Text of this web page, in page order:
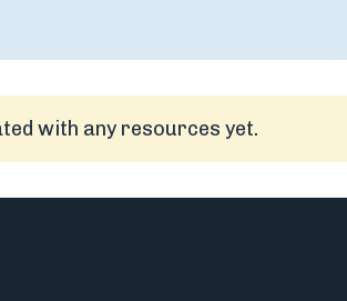
with any resources yet.